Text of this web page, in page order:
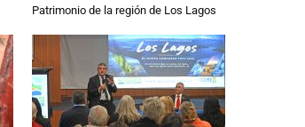
Patrimonio de la región de Los Lagos